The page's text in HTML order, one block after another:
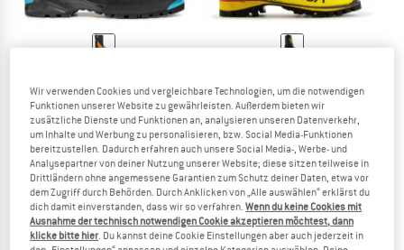
Phantom 6000
Expeditionsschuhe
ab CHF 804.39
4,5(2)
G2 Evo
Expeditionsschuhe
CHF 924.95CHF 739.96
4,8(5)
Wir verwenden Cookies und vergleichbare Technologien, um die notwendigen
Funktionen unserer Website zu gewährleisten. Außerdem bieten wir
zusätzliche Dienste und Funktionen an, analysieren unseren Datenverkehr,
um Inhalte und Werbung zu personalisieren, bzw. Social Media-Funktionen
bereitzustellen. Dadurch erfahren auch unsere Social Media-, Werbe- und
Analysepartner von deiner Nutzung unserer Website; diese sitzen teilweise in
Drittländern ohne angemessene Garantien zum Schutz deiner Daten, etwa vor
dem Zugriff durch Behörden. Durch Anklicken von „Alle auswählen“ erklärst du
dich damit einverstanden, dass wir so verfahren.Wenn du keine Cookies mit
Ausnahme der technisch notwendigen Cookie akzeptieren möchtest, dann
klicke bitte hier . Du kannst deine Cookie Einstellungen aber auch jederzeit in